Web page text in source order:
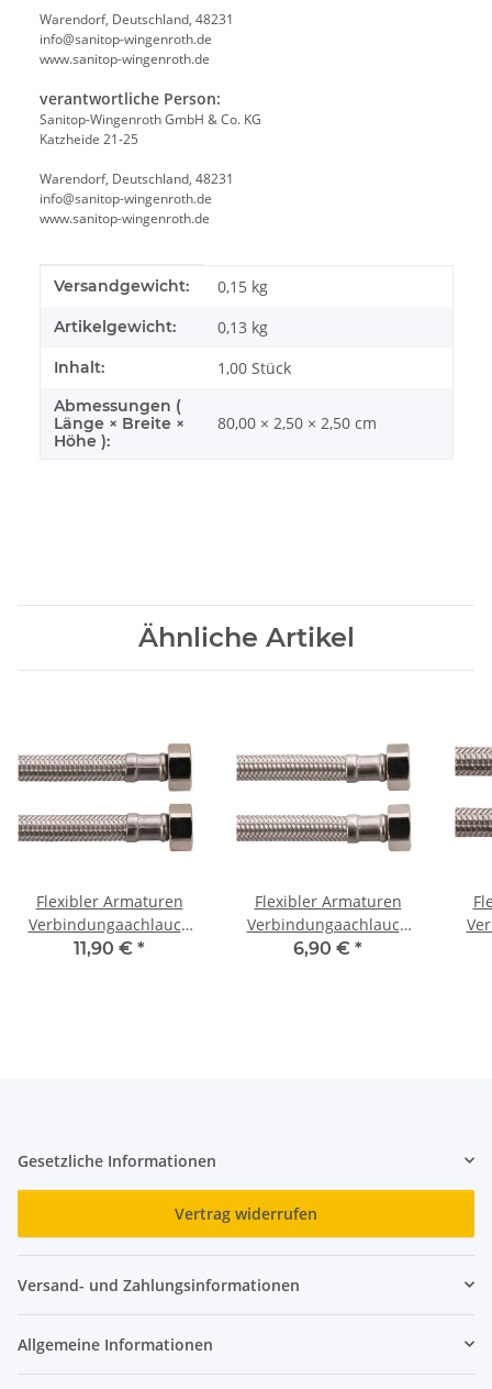
Warendorf, Deutschland, 48231
info@sanitop-wingenroth.de
www.sanitop-wingenroth.de
verantwortliche Person:
Sanitop-Wingenroth GmbH & Co. KG
Katzheide 21-25
Warendorf, Deutschland, 48231
info@sanitop-wingenroth.de
www.sanitop-wingenroth.de
Produkteigenschaft
Wert
Versandgewicht: 0,15 kg
Artikelgewicht: 0,13 kg
Inhalt: 1,00 Stück
Abmessungen (
Länge × Breite ×
Höhe ):
80,00 × 2,50 × 2,50 cm
Ähnliche Artikel
Flexibler Armaturen
Verbindungaachlauch
3/8"X3/8" 1000MM
11,90 € *
Flexibler Armaturen
Verbindungaachlauch
300 MM 1/2"X1/2"
6,90 € *
Gesetzliche Informationen
Vertrag widerrufen
Versand- und Zahlungsinformationen
Allgemeine Informationen